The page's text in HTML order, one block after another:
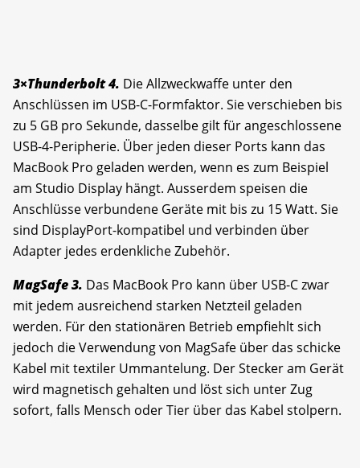
3×Thunderbolt 4. Die Allzweckwaffe unter den
Anschlüssen im USB-C-Formfaktor. Sie verschieben bis
zu 5 GB pro Sekunde, dasselbe gilt für angeschlossene
USB-4-Peripherie. Über jeden dieser Ports kann das
MacBook Pro geladen werden, wenn es zum Beispiel
am Studio Display hängt. Ausserdem speisen die
Anschlüsse verbundene Geräte mit bis zu 15 Watt. Sie
sind DisplayPort-kompatibel und verbinden über
Adapter jedes erdenkliche Zubehör.
MagSafe 3. Das MacBook Pro kann über USB-C zwar
mit jedem ausreichend starken Netzteil geladen
werden. Für den stationären Betrieb empfiehlt sich
jedoch die Verwendung von MagSafe über das schicke
Kabel mit textiler Ummantelung. Der Stecker am Gerät
wird magnetisch gehalten und löst sich unter Zug
sofort, falls Mensch oder Tier über das Kabel stolpern.